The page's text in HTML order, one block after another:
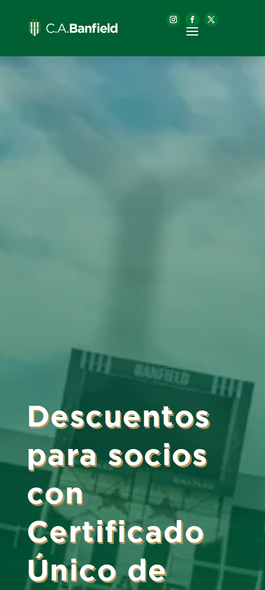
Descuentos
para socios
con
Certificado
Único de